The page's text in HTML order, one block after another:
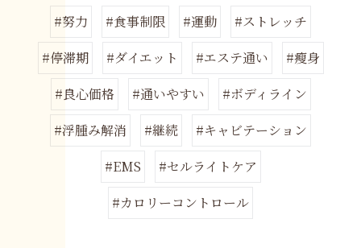
#努力 #食事制限 #運動
#ストレッチ
#停滞期
#ダイエット #エステ通い
#瘦身
#良心価格
#通いやすい
#ボディライン
#浮腫み解消
#継続
#キャビテーション
#EMS
#セルライトケア
#カロリーコントロール